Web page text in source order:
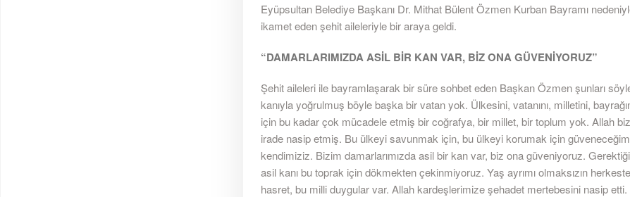
Eyüpsultan Belediye Başkanı Dr. Mithat Bülent Özmen Kurban Bayramı
ikamet eden şehit aileleriyle bir araya geldi.
“DAMARLARIMIZDA ASİL BİR KAN VAR, BİZ ONA GÜVENİYORUZ”
Şehit aileleri ile bayramlaşarak bir süre sohbet eden Başkan Özmen şunları
kanıyla yoğrulmuş böyle başka bir vatan yok. Ülkesini, vatanını, milletini,
için bu kadar çok mücadele etmiş bir coğrafya, bir millet, bir toplum yok. Allah
irade nasip etmiş. Bu ülkeyi savunmak için, bu ülkeyi korumak için
kendimiziz. Bizim damarlarımızda asil bir kan var, biz ona güveniyoruz.
asil kanı bu toprak için dökmekten çekinmiyoruz. Yaş ayrımı olmaksızın
hasret, bu milli duygular var. Allah kardeşlerimize şehadet mertebesini nasip etti.